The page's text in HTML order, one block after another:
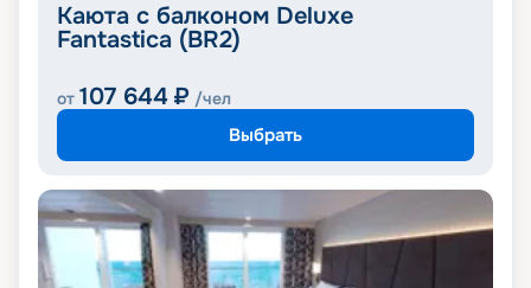
Каюта с балконом Deluxe
Fantastica (BR2)
от 107 644 ₽ /чел
Выбрать